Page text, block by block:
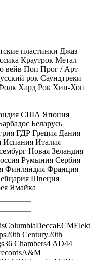
пластинки Джаз
Краутрок Метал
вейв Поп Прог / Арт
рок Саундтреки
Хард Рок Хип-Хоп
США Япония
Беларусь
ГДР Греция Дания
Испания Италия
Новая Зеландия
Румыния Сербия
Финляндия Франция
Швеция
Ямайка
ColumbiaDeccaECM
20th Century20th
36 Chambers4 AD44
A&M